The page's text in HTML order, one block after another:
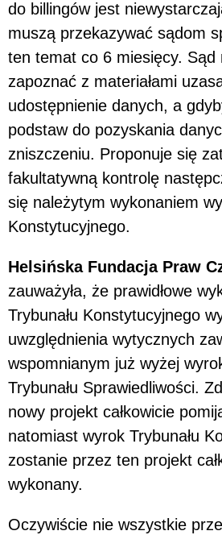
do billingów jest
muszą przekazywać sądom
ten temat co 6 miesięcy. Sąd
zapoznać z materiałami
udostępnienie danych, a
podstaw do pozyskania
zniszczeniu. Proponuje się
fakultatywną kontrolę
się należytym wykonaniem
Konstytucyjnego.
Helsińska Fundacja Praw
zauważyła, że prawidłowe
Trybunału Konstytucyjnego
uwzględnienia wytycznych
wspomnianym już wyżej
Trybunału Sprawiedliwości.
nowy projekt całkowicie
natomiast wyrok Trybunału
zostanie przez ten projekt
wykonany.
Oczywiście nie wszystkie